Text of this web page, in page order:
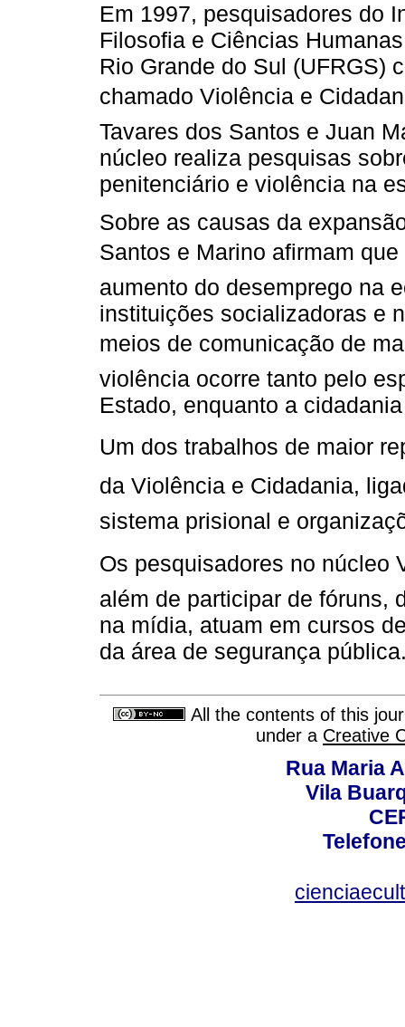
Em 1997, pesquisadores do
Filosofia e Ciências
Rio Grande do Sul (UFRGS)
chamado Violência e
Tavares dos Santos e Juan
núcleo realiza pesquisas
penitenciário e violência na
Sobre as causas da
Santos e Marino afirmam
aumento do desemprego na
instituições socializadoras e
meios de comunicação de
violência ocorre tanto pelo
Estado, enquanto a
Um dos trabalhos de maior
da Violência e Cidadania,
sistema prisional e
Os pesquisadores no núcleo
além de participar de fóruns,
na mídia, atuam em cursos
da área de segurança
All the contents of this
under a Creative
Rua Maria
Vila